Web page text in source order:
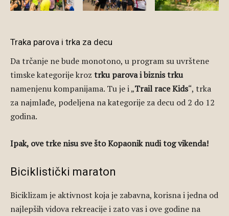
Traka parova i trka za decu
Da trčanje ne bude monotono, u program su uvrštene
timske kategorije kroz trku parova i biznis trku
namenjenu kompanijama. Tu je i „Trail race Kids“, trka
za najmlađe, podeljena na kategorije za decu od 2 do 12
godina.
Ipak, ove trke nisu sve što Kopaonik nudi tog vikenda!
Biciklistički maraton
Biciklizam je aktivnost koja je zabavna, korisna i jedna od
najlepših vidova rekreacije i zato vas i ove godine na